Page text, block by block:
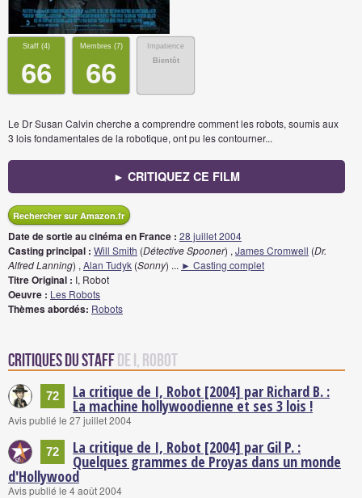
Staff (4)
66
Membres (7)
66
Impatience
Bientôt
Le Dr Susan Calvin cherche a comprendre comment les robots, soumis aux
3 lois fondamentales de la robotique, ont pu les contourner...
► CRITIQUEZ CE FILM
Rechercher sur Amazon.fr
Date de sortie au cinéma en France : 28 juillet 2004
Casting principal : Will Smith (Détective Spooner) , James Cromwell (Dr.
Alfred Lanning) , Alan Tudyk (Sonny) ... ► Casting complet
Titre Original : I, Robot
Oeuvre : Les Robots
Thèmes abordés: Robots
Critiques du staffde I, Robot
72 La critique de I, Robot [2004] par Richard B. :
La machine hollywoodienne et ses 3 lois !
Avis publié le 27 juillet 2004
72 La critique de I, Robot [2004] par Gil P. :
Quelques grammes de Proyas dans un monde
d'Hollywood
Avis publié le 4 août 2004